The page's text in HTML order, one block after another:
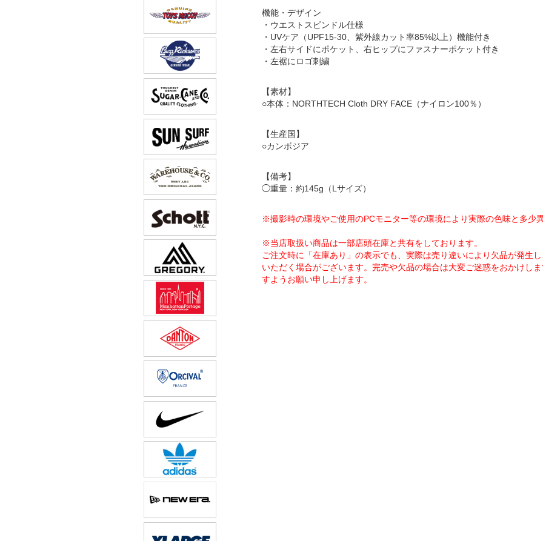
機能・デザイン
・ウエストスピンドル仕様
・UVケア（UPF15-30、紫外線カット率85%以上）機能付き
・左右サイドにポケット、右ヒップにファスナーポケット付き
・左裾にロゴ刺繍
【素材】
○本体：NORTHTECH Cloth DRY FACE（ナイロン100％）
【生産国】
○カンボジア
【備考】
◯重量：約145g（Lサイズ）
※撮影時の環境やご使用のPCモニター等の環境により実際の色味と多少
※当店取扱い商品は一部店頭在庫と共有をしております。
ご注文時に「在庫あり」の表示でも、実際は売り違いにより欠品が発生
いただく場合がございます。完売や欠品の場合は大変ご迷惑をおかけし
すようお願い申し上げます。